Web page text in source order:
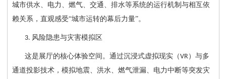
城市供水、电力、燃气、交通、排水等系统的运行机制与相互依
赖关系，直观感受“城市运转的幕后力量”。
3. 风险隐患与灾害模拟区
这是展厅的核心体验空间。通过沉浸式虚拟现实（VR）与多
通道投影技术，模拟地震、洪水、燃气泄漏、电力中断等突发灾